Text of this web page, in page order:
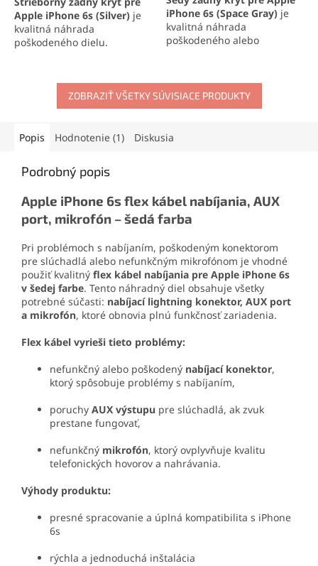
Apple iPhone 6s (Silver) je
kvalitná náhrada
poškodeného dielu.
odolného anodizovaného
hliníka s precíznym
spracovaním.
iPhone 6s (Space Gray) je
kvalitná náhrada
poškodeného alebo
SIM Tray. Vyrobený je z
odolného anodizovaného
hliníka s precíznym
ZOBRAZIŤ VŠETKY SÚVISIACE PRODUKTY
Popis Hodnotenie (1) Diskusia
Podrobný popis
Apple iPhone 6s flex kábel nabíjania, AUX
port, mikrofón – šedá farba
Pri problémoch s nabíjaním, poškodeným konektorom
pre slúchadlá alebo nefunkčným mikrofónom je vhodné
použiť kvalitný flex kábel nabíjania pre Apple iPhone 6s
v šedej farbe. Tento náhradný diel obsahuje všetky
potrebné súčasti: nabíjací lightning konektor, AUX port
a mikrofón, ktoré obnovia plnú funkčnosť zariadenia.
Flex kábel vyrieši tieto problémy:
nefunkčný alebo poškodený nabíjací konektor,
ktorý spôsobuje problémy s nabíjaním,
poruchy AUX výstupu pre slúchadlá, ak zvuk
prestane fungovať,
nefunkčný mikrofón, ktorý ovplyvňuje kvalitu
telefonických hovorov a nahrávania.
Výhody produktu:
presné spracovanie a úplná kompatibilita s iPhone
6s
rýchla a jednoduchá inštalácia